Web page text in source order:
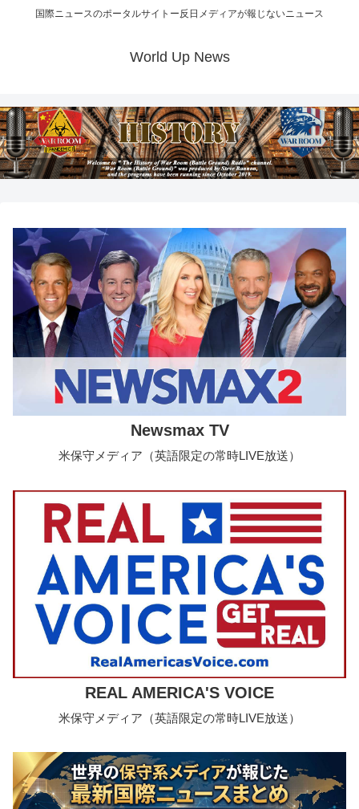
国際ニュースのポータルサイトー反日メディアが報じないニュース
World Up News
Newsmax TV
米保守メディア（英語限定の常時LIVE放送）
REAL AMERICA'S VOICE
米保守メディア（英語限定の常時LIVE放送）